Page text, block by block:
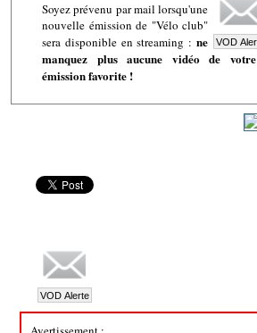
Soyez prévenu par mail lorsqu'une
nouvelle émission de "Vélo club"
sera disponible en streaming : ne
manquez plus aucune vidéo de votre
émission favorite !